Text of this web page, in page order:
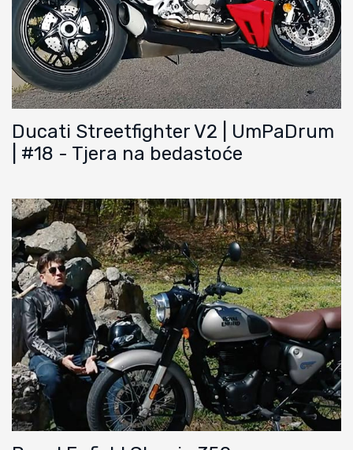
Ducati Streetfighter V2 | UmPaDrum
| #18 - Tjera na bedastoće